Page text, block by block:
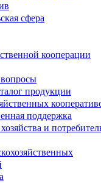
сфера
кооперации
продукции
поддержка
и